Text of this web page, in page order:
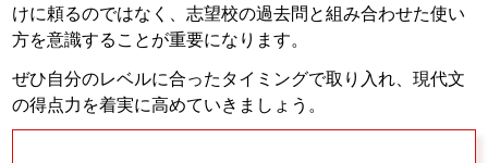
けに頼るのではなく、志望校の過去問と組み合わせた使い
方を意識することが重要になります。
ぜひ自分のレベルに合ったタイミングで取り入れ、現代文
の得点力を着実に高めていきましょう。